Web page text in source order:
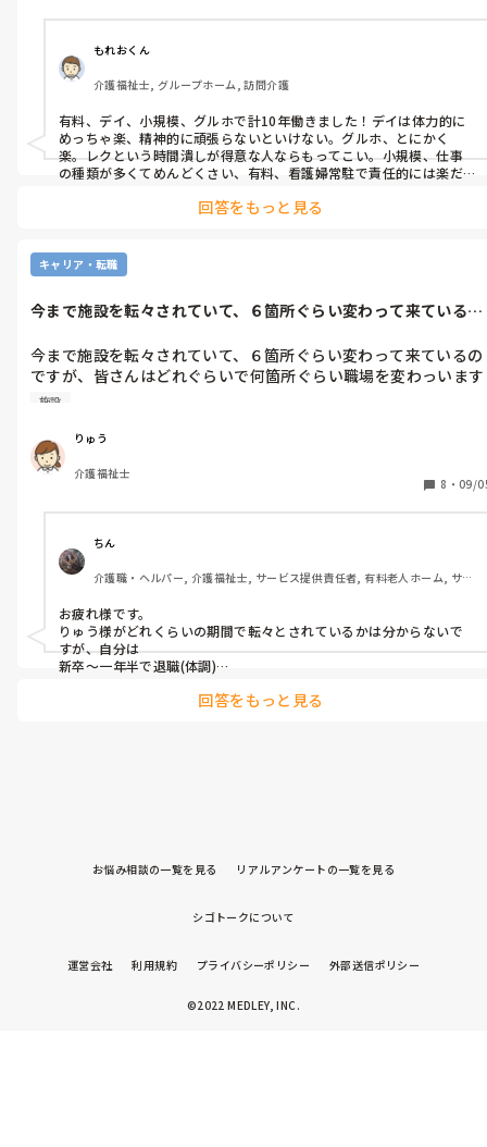
もれおくん
介護福祉士, グループホーム, 訪問介護
有料、デイ、小規模、グルホで計10年働きました！デイは体力的に
めっちゃ楽、精神的に頑張らないといけない。グルホ、とにかく
楽。レクという時間潰しが得意な人ならもってこい。小規模、仕事
の種類が多くてめんどくさい、有料、看護婦常駐で責任的には楽だ
回答をもっと見る
キャリア・転職
今まで施設を転々されていて、６箇所ぐらい変わって来ているの
今まで施設を転々されていて、６箇所ぐらい変わって来ているの
ですが、皆さんはどれぐらいで何箇所ぐらい職場を変わっいます
か？変わりすぎとは分かっているのですが、なかなか長続きして
施設
りゅう
介護福祉士
8 ・ 09/
ちん
介護職・ヘルパー, 介護福祉士, サービス提供責任者, 有料老人ホーム, サー
お疲れ様です。
りゅう様がどれくらいの期間で転々とされているかは分からないで
すが、自分は
新卒〜一年半で退職(体調)
同会社ではありますが出産で一旦退職＆別事業所のパートで復職
回答をもっと見る
お悩み相談の一覧を見る リアルアンケートの一覧を見る
シゴトークについて
運営会社 利用規約 プライバシーポリシー 外部送信ポリシー
©2022 MEDLEY, INC.